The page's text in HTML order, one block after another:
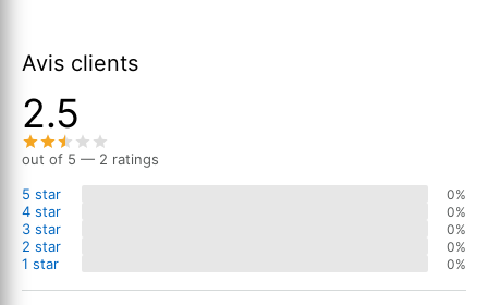
Avis clients
2.5
out of 5 — 2 ratings
5 star
0%
4 star 0%
3 star 0%
2 star 0%
1 star 0%